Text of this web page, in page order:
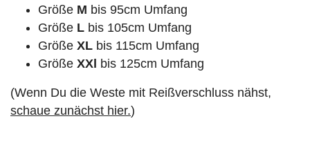
Größe M bis 95cm Umfang
Größe L bis 105cm Umfang
Größe XL bis 115cm Umfang
Größe XXl bis 125cm Umfang
(Wenn Du die Weste mit Reißverschluss nähst,
schaue zunächst hier.)